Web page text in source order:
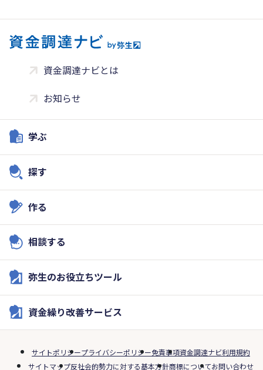
資金調達ナビとは
お知らせ
学ぶ
探す
作る
相談する
弥生のお役立ちツール
資金繰り改善サービス
サイトポリシープライバシーポリシー免責事項資金調達ナビ利用規約
サイトマップ反社会的勢力に対する基本方針商標についてお問い合わせ